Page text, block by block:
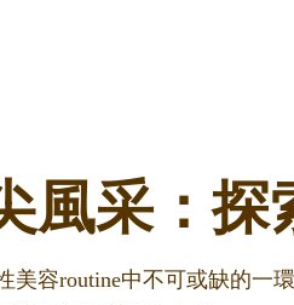
風采：
容routine中不可或缺的